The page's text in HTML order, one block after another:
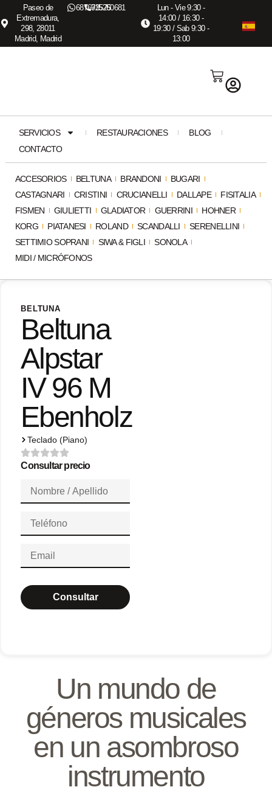
Paseo de
Extremadura,
298, 28011
Madrid, Madrid
687673575
915260681
Lun - Vie 9:30 -
14:00 / 16:30 -
19:30 / Sab 9:30 -
13:00
ACCESORIOS BELTUNA BRANDONI
BUGARI
CASTAGNARI
CRISTINI CRUCIANELLI DALLAPE
FISITALIA
FISMEN
GIULIETTI GLADIATOR GUERRINI
HOHNER
KORG
PIATANESI ROLAND SCANDALLI
SERENELLINI
SETTIMIO SOPRANI
SIWA & FIGLI
SONOLA
MIDI / MICRÓFONOS
SERVICIOS RESTAURACIONES
BLOG
CONTACTO
BELTUNA
Beltuna
Alpstar
IV 96 M
Ebenholz
Teclado (Piano)
Consultar precio
Consultar
Un mundo de
géneros musicales
en un asombroso
instrumento